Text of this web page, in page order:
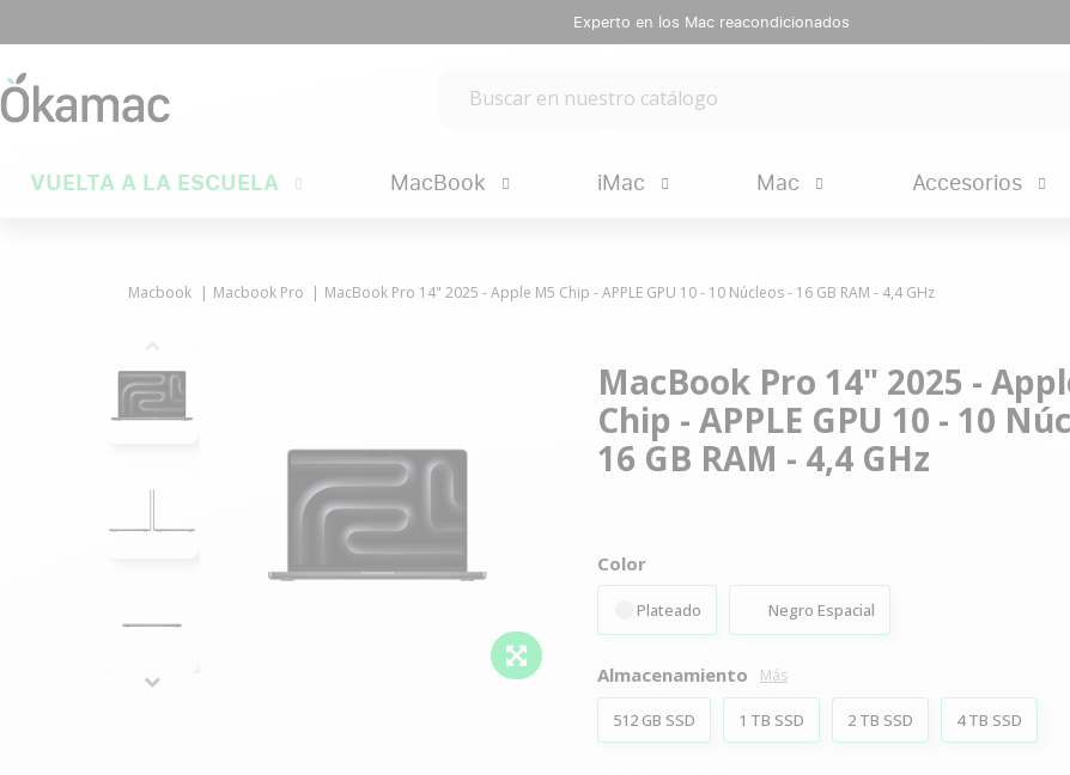
Experto en los Mac reacondicionados
VUELTA A LA ESCUELA MacBook iMac Mac Accesorios
Macbook Macbook Pro MacBook Pro 14" 2025 - Apple M5 Chip - APPLE GPU 10 - 10 Núcleos - 16 GB RAM - 4,4 GHz
MacBook Pro 14" 2025 -
Chip - APPLE GPU 10 - 10
16 GB RAM - 4,4 GHz
Color
Plateado Negro Espacial
Almacenamiento Más
512 GB SSD 1 TB SSD 2 TB SSD 4 TB SSD